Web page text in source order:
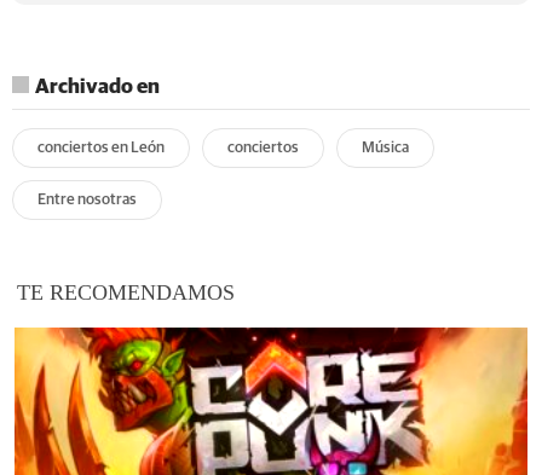
Archivado en
conciertos en León conciertos Música
Entre nosotras
TE RECOMENDAMOS